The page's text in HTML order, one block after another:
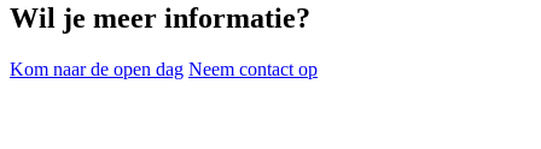
Wil je meer informatie?
Kom naar de open dag Neem contact op